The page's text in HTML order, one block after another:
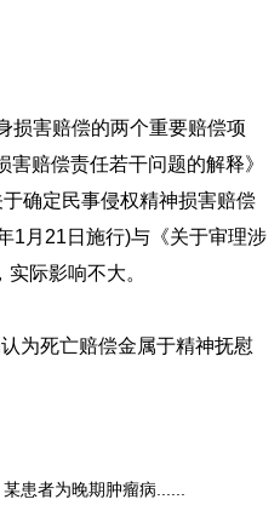
害赔偿的两个重要赔偿项
赔偿责任若干问题的解释》
确定民事侵权精神损害赔偿
1月21日施行)与《关于审理涉
际影响不大。
为死亡赔偿金属于精神抚慰
患者为晚期肿瘤病......